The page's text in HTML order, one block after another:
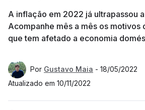
A inflação em 2022 já ultrapassou
Acompanhe mês a mês os motivos
que tem afetado a economia
Por Gustavo Maia - 18/05/2022
Atualizado em 10/11/2022